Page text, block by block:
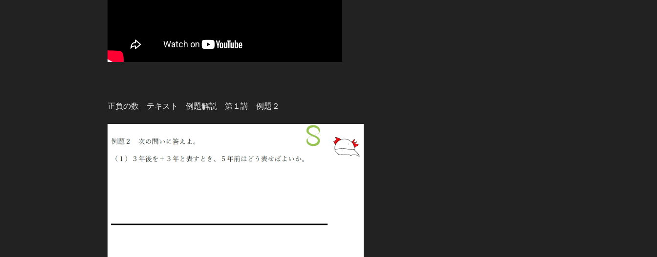
正負の数 テキスト 例題解説 第１講 例題２